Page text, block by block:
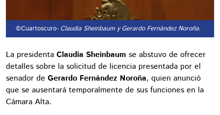
©Cuartoscuro- Claudia Sheinbaum y Gerardo Fernández Noroña.
La presidenta Claudia Sheinbaum se abstuvo de ofrecer
detalles sobre la solicitud de licencia presentada por el
senador de Gerardo Fernández Noroña, quien anunció
que se ausentará temporalmente de sus funciones en la
Cámara Alta.